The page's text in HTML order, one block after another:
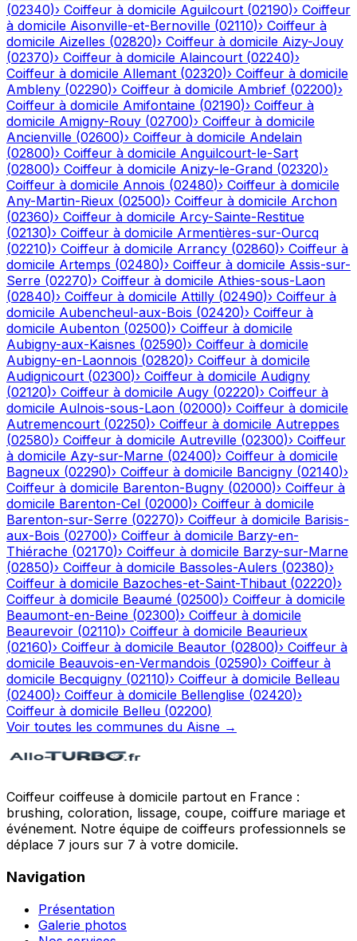
(02340)› Coiffeur à domicile Aguilcourt (02190)› Coiffeur
à domicile Aisonville-et-Bernoville (02110)› Coiffeur à
domicile Aizelles (02820)› Coiffeur à domicile Aizy-Jouy
(02370)› Coiffeur à domicile Alaincourt (02240)›
Coiffeur à domicile Allemant (02320)› Coiffeur à domicile
Ambleny (02290)› Coiffeur à domicile Ambrief (02200)›
Coiffeur à domicile Amifontaine (02190)› Coiffeur à
domicile Amigny-Rouy (02700)› Coiffeur à domicile
Ancienville (02600)› Coiffeur à domicile Andelain
(02800)› Coiffeur à domicile Anguilcourt-le-Sart
(02800)› Coiffeur à domicile Anizy-le-Grand (02320)›
Coiffeur à domicile Annois (02480)› Coiffeur à domicile
Any-Martin-Rieux (02500)› Coiffeur à domicile Archon
(02360)› Coiffeur à domicile Arcy-Sainte-Restitue
(02130)› Coiffeur à domicile Armentières-sur-Ourcq
(02210)› Coiffeur à domicile Arrancy (02860)› Coiffeur à
domicile Artemps (02480)› Coiffeur à domicile Assis-sur-
Serre (02270)› Coiffeur à domicile Athies-sous-Laon
(02840)› Coiffeur à domicile Attilly (02490)› Coiffeur à
domicile Aubencheul-aux-Bois (02420)› Coiffeur à
domicile Aubenton (02500)› Coiffeur à domicile
Aubigny-aux-Kaisnes (02590)› Coiffeur à domicile
Aubigny-en-Laonnois (02820)› Coiffeur à domicile
Audignicourt (02300)› Coiffeur à domicile Audigny
(02120)› Coiffeur à domicile Augy (02220)› Coiffeur à
domicile Aulnois-sous-Laon (02000)› Coiffeur à domicile
Autremencourt (02250)› Coiffeur à domicile Autreppes
(02580)› Coiffeur à domicile Autreville (02300)› Coiffeur
à domicile Azy-sur-Marne (02400)› Coiffeur à domicile
Bagneux (02290)› Coiffeur à domicile Bancigny (02140)›
Coiffeur à domicile Barenton-Bugny (02000)› Coiffeur à
domicile Barenton-Cel (02000)› Coiffeur à domicile
Barenton-sur-Serre (02270)› Coiffeur à domicile Barisis-
aux-Bois (02700)› Coiffeur à domicile Barzy-en-
Thiérache (02170)› Coiffeur à domicile Barzy-sur-Marne
(02850)› Coiffeur à domicile Bassoles-Aulers (02380)›
Coiffeur à domicile Bazoches-et-Saint-Thibaut (02220)›
Coiffeur à domicile Beaumé (02500)› Coiffeur à domicile
Beaumont-en-Beine (02300)› Coiffeur à domicile
Beaurevoir (02110)› Coiffeur à domicile Beaurieux
(02160)› Coiffeur à domicile Beautor (02800)› Coiffeur à
domicile Beauvois-en-Vermandois (02590)› Coiffeur à
domicile Becquigny (02110)› Coiffeur à domicile Belleau
(02400)› Coiffeur à domicile Bellenglise (02420)›
Coiffeur à domicile Belleu (02200)
Voir toutes les communes du Aisne →
Coiffeur coiffeuse à domicile partout en France :
brushing, coloration, lissage, coupe, coiffure mariage et
événement. Notre équipe de coiffeurs professionnels se
déplace 7 jours sur 7 à votre domicile.
Navigation
Présentation
Galerie photos